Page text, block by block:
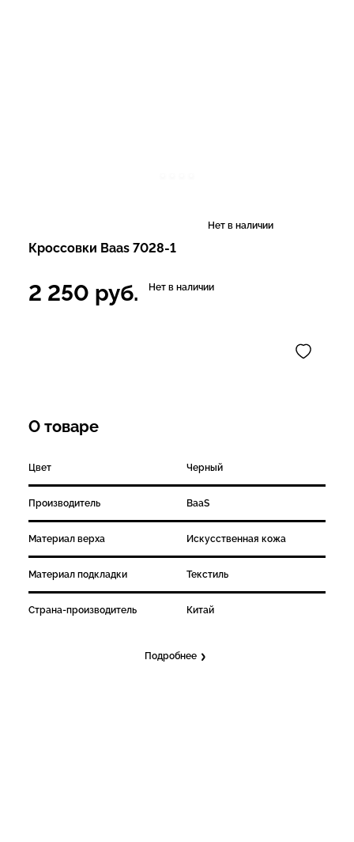
Нет в наличии
Кроссовки Baas 7028-1
2 250 руб. Нет в наличии
О товаре
Цвет Черный
Производитель BaaS
Материал верха Искусственная кожа
Материал подкладки Текстиль
Страна-производитель Китай
Подробнее